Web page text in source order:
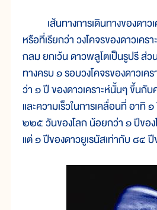
เส้นทางการเดินทางของดาว
หรือที่เรียกว่า วงโคจรของดาวเค
กลม ยกเว้น ดาวพลูโตเป็นรูปรี ส่วน
ทางครบ ๑ รอบวงโคจรของดาวเค
ว่า ๑ ปี ของดาวเคราะห์นั้นๆ ขึ้นกับ
และความเร็วในการเคลื่อนที่ อาทิ
๒๒๕ วันของโลก น้อยกว่า ๑ ปีขอ
แต่ ๑ ปีของดาวยูเรนัสเท่ากับ ๘๔ ปี